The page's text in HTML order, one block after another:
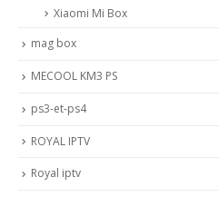
Xiaomi Mi Box
mag box
MECOOL KM3 PS
ps3-et-ps4
ROYAL IPTV
Royal iptv